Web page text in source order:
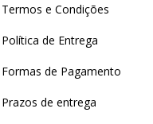
Termos e Condições
Política de Entrega
Formas de Pagamento
Prazos de entrega